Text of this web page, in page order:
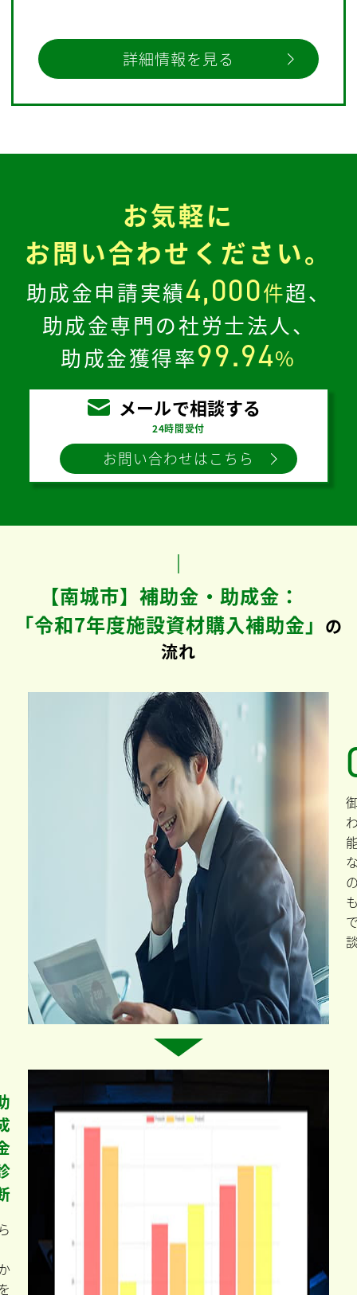
詳細情報を見る
お気軽に
お問い合わせください。
助成金申請実績4,000件超、
助成金専門の社労士法人、
助成金獲得率99.94%
メールで相談する
24時間受付
お問い合わせはこちら
【南城市】補助金・助成金：
「令和7年度施設資材購入補助金」 の
流れ